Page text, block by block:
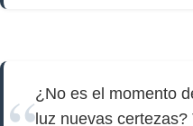
¿No es el momento
luz nuevas